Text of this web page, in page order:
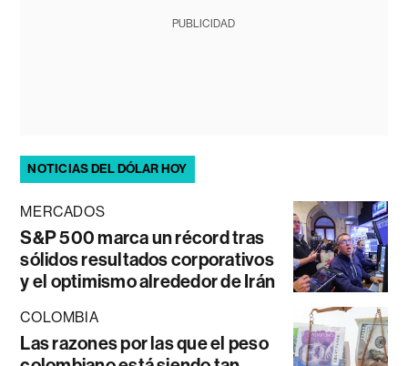
PUBLICIDAD
NOTICIAS DEL DÓLAR HOY
MERCADOS
S&P 500 marca un récord tras
sólidos resultados corporativos
y el optimismo alrededor de Irán
COLOMBIA
Las razones por las que el peso